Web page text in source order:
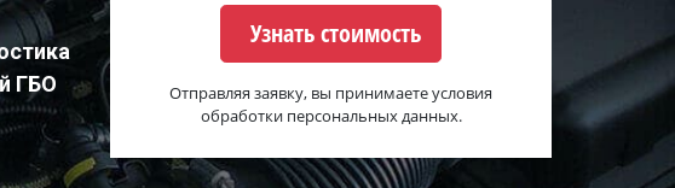
ГБО
Узнать стоимость
Отправляя заявку, вы принимаете условия
обработки персональных данных.